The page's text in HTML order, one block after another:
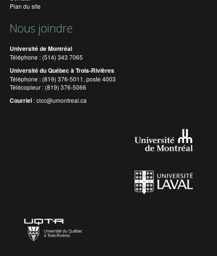
Plan du site
Nous joindre
Université de Montréal
Téléphone : (514) 343 7065
Université du Québec à Trois-Rivières
Téléphone : (819) 376-5011, poste 4003
Télécopieur : (819) 376-5066
Courriel :cicc@umontreal.ca